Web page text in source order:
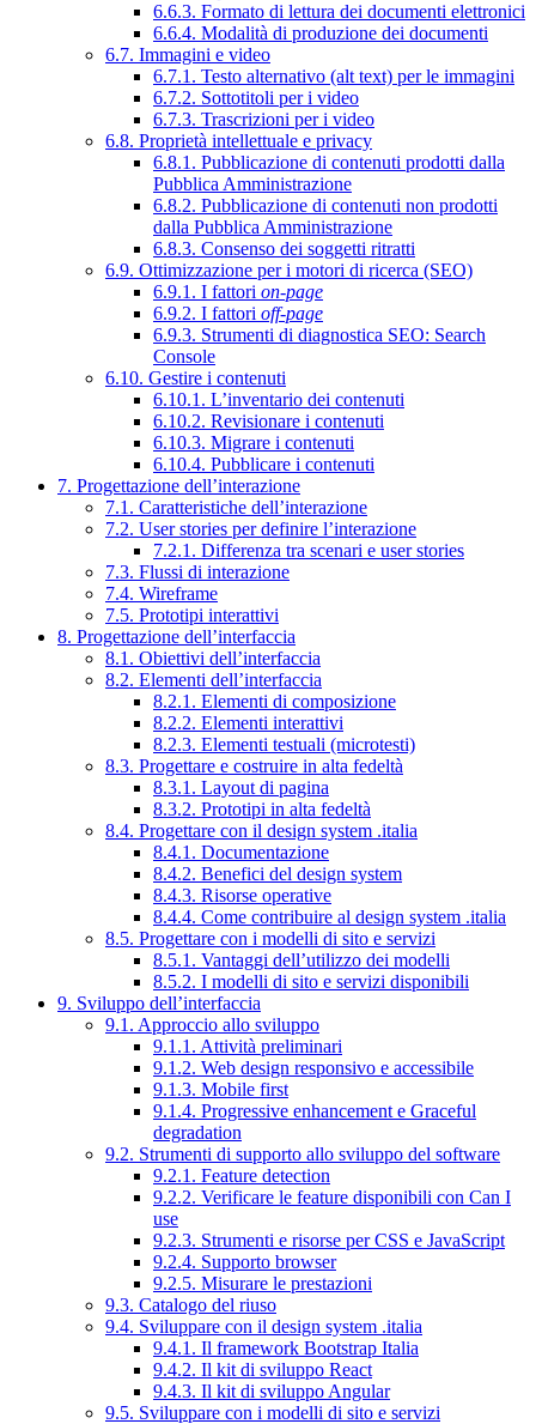
6.6.3. Formato di lettura dei documenti elettronici
6.6.4. Modalità di produzione dei documenti
6.7. Immagini e video
6.7.1. Testo alternativo (alt text) per le immagini
6.7.2. Sottotitoli per i video
6.7.3. Trascrizioni per i video
6.8. Proprietà intellettuale e privacy
6.8.1. Pubblicazione di contenuti prodotti dalla
Pubblica Amministrazione
6.8.2. Pubblicazione di contenuti non prodotti
dalla Pubblica Amministrazione
6.8.3. Consenso dei soggetti ritratti
6.9. Ottimizzazione per i motori di ricerca (SEO)
6.9.1. I fattori on-page
6.9.2. I fattori off-page
6.9.3. Strumenti di diagnostica SEO: Search
Console
6.10. Gestire i contenuti
6.10.1. L’inventario dei contenuti
6.10.2. Revisionare i contenuti
6.10.3. Migrare i contenuti
6.10.4. Pubblicare i contenuti
7. Progettazione dell’interazione
7.1. Caratteristiche dell’interazione
7.2. User stories per definire l’interazione
7.2.1. Differenza tra scenari e user stories
7.3. Flussi di interazione
7.4. Wireframe
7.5. Prototipi interattivi
8. Progettazione dell’interfaccia
8.1. Obiettivi dell’interfaccia
8.2. Elementi dell’interfaccia
8.2.1. Elementi di composizione
8.2.2. Elementi interattivi
8.2.3. Elementi testuali (microtesti)
8.3. Progettare e costruire in alta fedeltà
8.3.1. Layout di pagina
8.3.2. Prototipi in alta fedeltà
8.4. Progettare con il design system .italia
8.4.1. Documentazione
8.4.2. Benefici del design system
8.4.3. Risorse operative
8.4.4. Come contribuire al design system .italia
8.5. Progettare con i modelli di sito e servizi
8.5.1. Vantaggi dell’utilizzo dei modelli
8.5.2. I modelli di sito e servizi disponibili
9. Sviluppo dell’interfaccia
9.1. Approccio allo sviluppo
9.1.1. Attività preliminari
9.1.2. Web design responsivo e accessibile
9.1.3. Mobile first
9.1.4. Progressive enhancement e Graceful
degradation
9.2. Strumenti di supporto allo sviluppo del software
9.2.1. Feature detection
9.2.2. Verificare le feature disponibili con Can I
use
9.2.3. Strumenti e risorse per CSS e JavaScript
9.2.4. Supporto browser
9.2.5. Misurare le prestazioni
9.3. Catalogo del riuso
9.4. Sviluppare con il design system .italia
9.4.1. Il framework Bootstrap Italia
9.4.2. Il kit di sviluppo React
9.4.3. Il kit di sviluppo Angular
9.5. Sviluppare con i modelli di sito e servizi